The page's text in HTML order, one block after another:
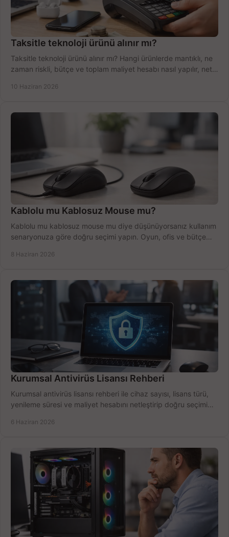
Taksitle teknoloji ürünü alınır mı?
Taksitle teknoloji ürünü alınır mı? Hangi ürünlerde mantıklı, ne
zaman riskli, bütçe ve toplam maliyet hesabı nasıl yapılır, net
10 Haziran 2026
Kablolu mu Kablosuz Mouse mu?
Kablolu mu kablosuz mouse mu diye düşünüyorsanız kullanım
senaryonuza göre doğru seçimi yapın. Oyun, ofis ve bütçe
8 Haziran 2026
Kurumsal Antivirüs Lisansı Rehberi
Kurumsal antivirüs lisansı rehberi ile cihaz sayısı, lisans türü,
yenileme süresi ve maliyet hesabını netleştirip doğru seçimi
6 Haziran 2026